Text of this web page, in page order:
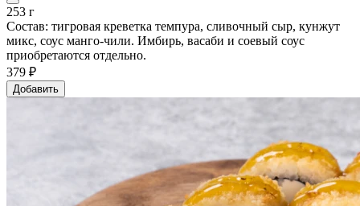
253 г
Состав: тигровая креветка темпура, сливочный сыр, кунжут
микс, соус манго-чили. Имбирь, васаби и соевый соус
приобретаются отдельно.
379 ₽
Добавить